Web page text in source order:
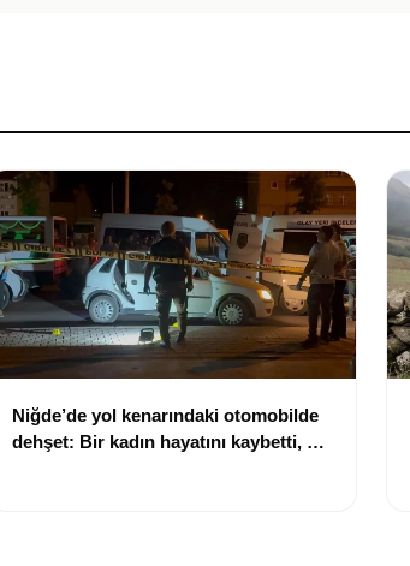
Niğde’de yol kenarındaki otomobilde
dehşet: Bir kadın hayatını kaybetti, bir